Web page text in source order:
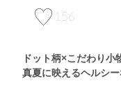
156
ドット柄×こだわり小
真夏に映えるヘルシ